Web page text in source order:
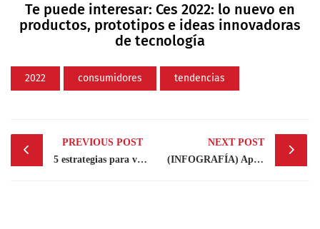
Te puede interesar: Ces 2022: lo nuevo en
productos, prototipos e ideas innovadoras
de tecnología
2022 consumidores tendencias
Post
navigation
PREVIOUS POST
5 estrategias para vender y fidelizar más
NEXT POST
(INFOGRAFÍA) Aporte de las empresas españolas a la sociedad